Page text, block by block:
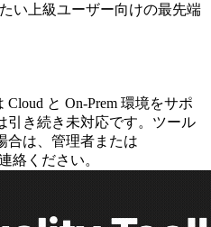
い上級ユーザー向けの最先端
Cloud と On-Prem 環境をサポ
引き続き未対応です。ツール
合は、管理者または
絡ください。